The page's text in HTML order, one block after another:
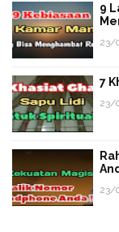
9
23/
7
23/
23/